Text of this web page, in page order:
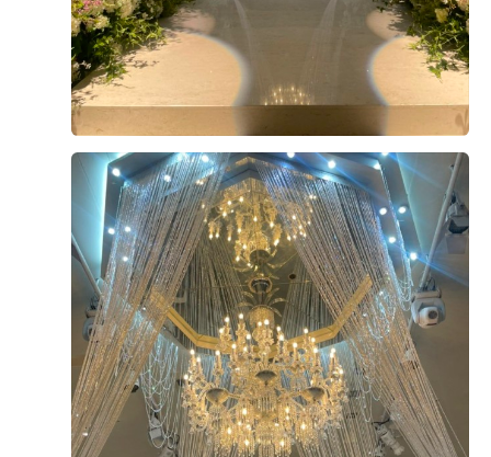
득 담고 있네요...ㅋㅋ 짧은 후기지만 더 베니르 시식은 매
우 만족스러웠습니다!
매우 만족스럽게 더 베니르 를 계약하면서~~ 이제 본식이
딱 10일 남았네요 ㅎㅎ 계약은 작년에 했지만 늦게 나마 후
기 올려보고자 합니다. 안산에 거주하면서 예식장이 많지
는 않아서 어디가 좋을지 고민이 많았지만 더 베니르 단독
홀을 보면서 고민이 싹 사라졌어요 ㅎ 천장도 낮지 않고 깔
끔하면서 무엇보다 버진로드가 너무 이뻤어요!!! 버진로드
중간에 이벤트홀 또한 있어서 그 가운데서 생각했던 포즈
나 사진이 기대가 될 만큼 행복한 상상이 많이 가는 웨딩홀
더 보기
후기가 도움이 되었나요? 0